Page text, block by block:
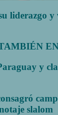
liderazgo y
y
slalom